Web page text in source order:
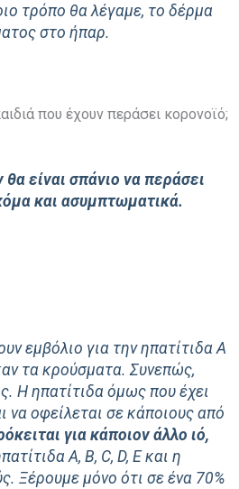
τρόπο θα λέγαμε, το δέρμα
στο ήπαρ.
που έχουν περάσει κορονοϊό;
θα είναι σπάνιο να περάσει
και ασυμπτωματικά.
εμβόλιο για την ηπατίτιδα Α
τα κρούσματα. Συνεπώς,
Η ηπατίτιδα όμως που έχει
να οφείλεται σε κάποιους από
για κάποιον άλλο ιό,
Α, Β, C, D, E και η
Ξέρουμε μόνο ότι σε ένα 70%